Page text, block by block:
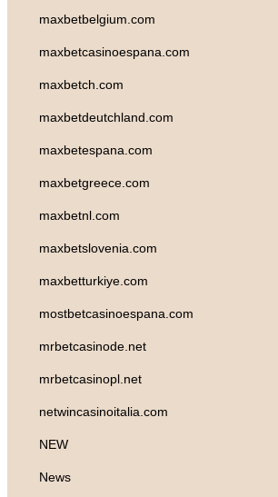
maxbetbelgium.com
maxbetcasinoespana.com
maxbetch.com
maxbetdeutchland.com
maxbetespana.com
maxbetgreece.com
maxbetnl.com
maxbetslovenia.com
maxbetturkiye.com
mostbetcasinoespana.com
mrbetcasinode.net
mrbetcasinopl.net
netwincasinoitalia.com
NEW
News